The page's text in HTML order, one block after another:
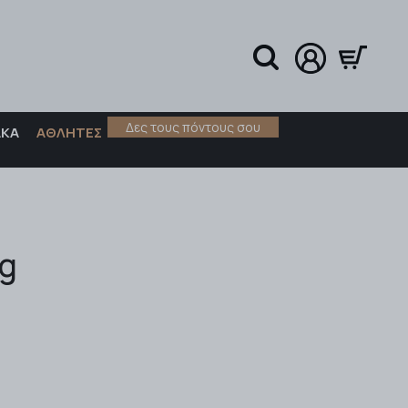
ΑΘΛΗΤΕΣ Δες τους πόντους σου